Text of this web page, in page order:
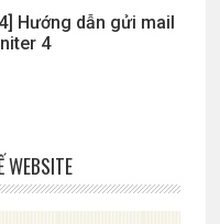
Hướng dẫn gửi mail
4
WEBSITE